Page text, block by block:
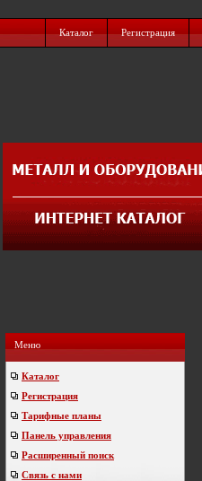
Каталог Регистрация
Меню
Каталог
Регистрация
Тарифные планы
Панель управления
Расширенный поиск
Связь с нами